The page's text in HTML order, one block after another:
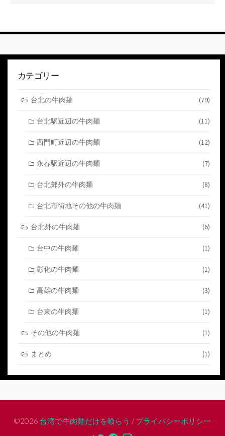
る
カテゴリー
台北の牛肉麺 (79)
台北駅近辺の牛肉麺 (11)
西門町近辺の牛肉麺 (12)
永春駅近辺の牛肉麺 (7)
台北郊外の牛肉麺 (8)
台北市街地その他の牛肉麺 (41)
台北外の牛肉麺 (6)
台中の牛肉麺 (1)
彰化の牛肉麺 (1)
高雄の牛肉麺 (3)
台東の牛肉麺 (1)
その他の牛肉麺 (1)
まとめ (1)
©2026 台湾で牛肉麺だけを喰らう / プライバシーポリシー